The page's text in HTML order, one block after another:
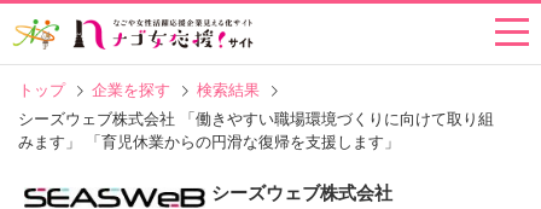
トップ 企業を探す
検索結果
シーズウェブ株式会社 「働きやすい職場環境づくりに向けて取り組
みます」 「育児休業からの円滑な復帰を支援します」
シーズウェブ株式会社